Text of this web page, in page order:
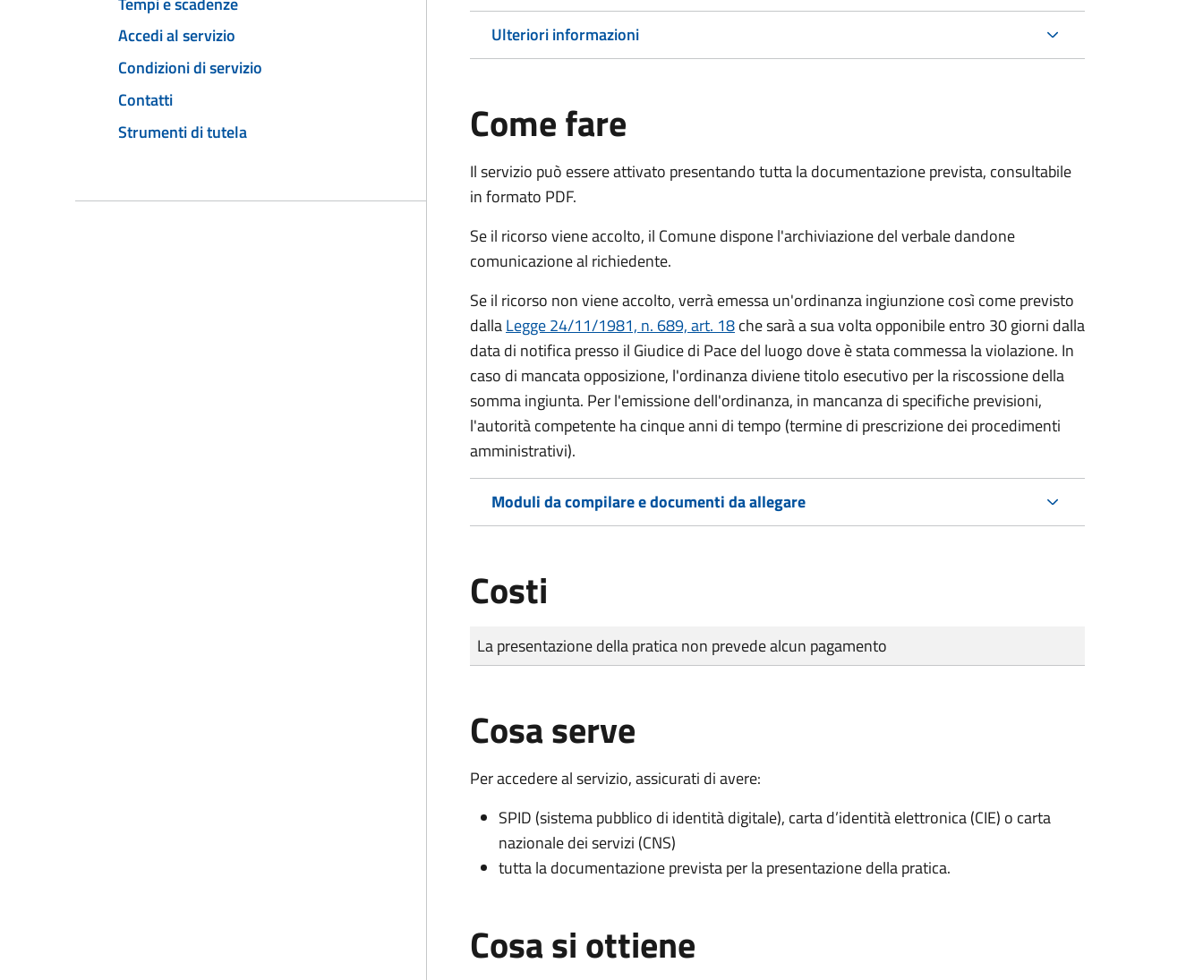
Accedi al servizio
Condizioni di servizio
Contatti
Strumenti di tutela
Ulteriori informazioni
Come fare
Il servizio può essere attivato presentando tutta la documentazione prevista, consultabile
in formato PDF.
Se il ricorso viene accolto, il Comune dispone l'archiviazione del verbale dandone
comunicazione al richiedente.
Se il ricorso non viene accolto, verrà emessa un'ordinanza ingiunzione così come previsto
dallaLegge 24/11/1981, n. 689, art. 18che sarà a sua volta opponibile entro 30 giorni dalla
data di notifica presso il Giudice di Pace del luogo dove è stata commessa la violazione. In
caso di mancata opposizione, l'ordinanza diviene titolo esecutivo per la riscossione della
somma ingiunta. Per l'emissione dell'ordinanza, in mancanza di specifiche previsioni,
l'autorità competente ha cinque anni di tempo (termine di prescrizione dei procedimenti
amministrativi).
Moduli da compilare e documenti da allegare
Costi
Tipo di pagamento
Importo
La presentazione della pratica non prevede alcun pagamento
Cosa serve
Per accedere al servizio, assicurati di avere:
SPID (sistema pubblico di identità digitale), carta d’identità elettronica (CIE) o carta
nazionale dei servizi (CNS)
tutta la documentazione prevista per la presentazione della pratica.
Cosa si ottiene